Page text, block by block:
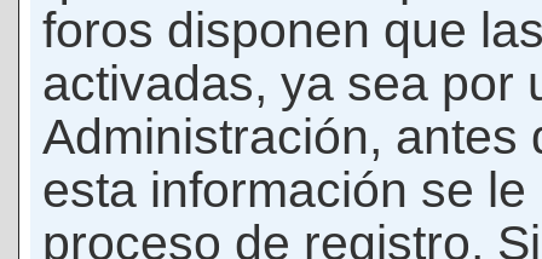
foros disponen que
activadas, ya sea por
Administración, antes
esta información se
proceso de registro.